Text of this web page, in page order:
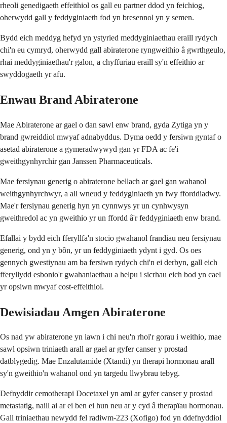
rheoli genedigaeth effeithiol os gall eu partner ddod yn feichiog,
oherwydd gall y feddyginiaeth fod yn bresennol yn y semen.
Bydd eich meddyg hefyd yn ystyried meddyginiaethau eraill rydych
chi'n eu cymryd, oherwydd gall abiraterone ryngweithio â gwrthgeulo,
rhai meddyginiaethau'r galon, a chyffuriau eraill sy'n effeithio ar
swyddogaeth yr afu.
Enwau Brand Abiraterone
Mae Abiraterone ar gael o dan sawl enw brand, gyda Zytiga yn y
brand gwreiddiol mwyaf adnabyddus. Dyma oedd y fersiwn gyntaf o
asetad abiraterone a gymeradwywyd gan yr FDA ac fe'i
gweithgynhyrchir gan Janssen Pharmaceuticals.
Mae fersiynau generig o abiraterone bellach ar gael gan wahanol
weithgynhyrchwyr, a all wneud y feddyginiaeth yn fwy fforddiadwy.
Mae'r fersiynau generig hyn yn cynnwys yr un cynhwysyn
gweithredol ac yn gweithio yr un ffordd â'r feddyginiaeth enw brand.
Efallai y bydd eich fferyllfa'n stocio gwahanol frandiau neu fersiynau
generig, ond yn y bôn, yr un feddyginiaeth ydynt i gyd. Os oes
gennych gwestiynau am ba fersiwn rydych chi'n ei derbyn, gall eich
fferyllydd esbonio'r gwahaniaethau a helpu i sicrhau eich bod yn cael
yr opsiwn mwyaf cost-effeithiol.
Dewisiadau Amgen Abiraterone
Os nad yw abiraterone yn iawn i chi neu'n rhoi'r gorau i weithio, mae
sawl opsiwn triniaeth arall ar gael ar gyfer canser y prostad
datblygedig. Mae Enzalutamide (Xtandi) yn therapi hormonau arall
sy'n gweithio'n wahanol ond yn targedu llwybrau tebyg.
Defnyddir cemotherapi Docetaxel yn aml ar gyfer canser y prostad
metastatig, naill ai ar ei ben ei hun neu ar y cyd â therapïau hormonau.
Gall triniaethau newydd fel radiwm-223 (Xofigo) fod yn ddefnyddiol